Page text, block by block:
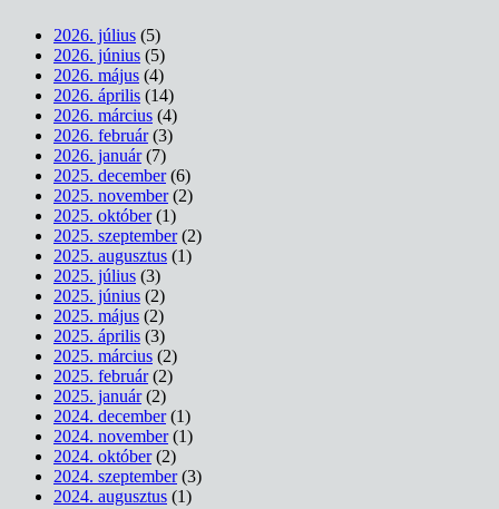
2026. július (5)
2026. június (5)
2026. május (4)
2026. április (14)
2026. március (4)
2026. február(3)
2026. január(7)
2025. december(6)
2025. november(2)
2025. október(1)
2025. szeptember(2)
2025. augusztus (1)
2025. július (3)
2025. június (2)
2025. május (2)
2025. április (3)
2025. március (2)
2025. február(2)
2025. január(2)
2024. december(1)
2024. november(1)
2024. október(2)
2024. szeptember(3)
2024. augusztus (1)